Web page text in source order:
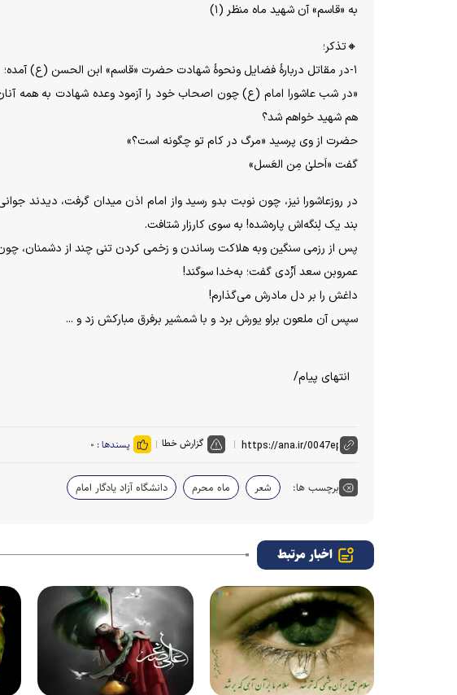
به «قاسم» آن شهید ماه منظر (۱)
🔸تذکر؛
۱-در مقاتل دربارهٔ فضایل ونحوهٔ شهادت حضرت «قاسم» ابن الحسن (ع) آمده؛
«در شب عاشورا امام (ع) چون اصحاب خود را آزمود وعده شهادت به همه
هم شهید خواهم شد؟
حضرت از وی پرسید «مرگ در کام تو چگونه است؟»
گفت «اَحلیٰ مِن العَسل»
در روزعاشورا نیز، چون نوبت بدو رسید واز امام اذن میدان گرفت، دیدند
بند یک لِنگه‌اش پاره‌شده! به سوی کارزار شتافت.
پس از رزمی سنگین وبه هلاکت رساندن و زخمی کردن تنی چند از
عمروبن سعد اَزْدى گفت؛ به‌خدا سوگند!
داغش را بر دل مادرش می‌گذارم!
سپس آن ملعون براو یورش برد و با شمشیر برفرق مبارکش زد و ...
انتهای پیام/
گزارش خطا پسندها : ۰
برچسب ها: شعر ماه محرم دانشگاه آزاد یادگار امام
اخبار مرتبط